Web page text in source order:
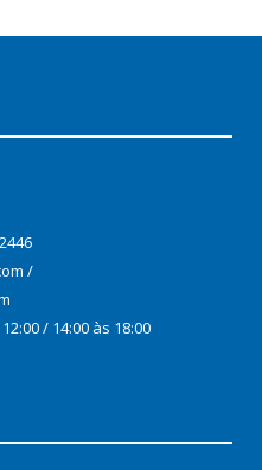
/
/ 14:00 às 18:00